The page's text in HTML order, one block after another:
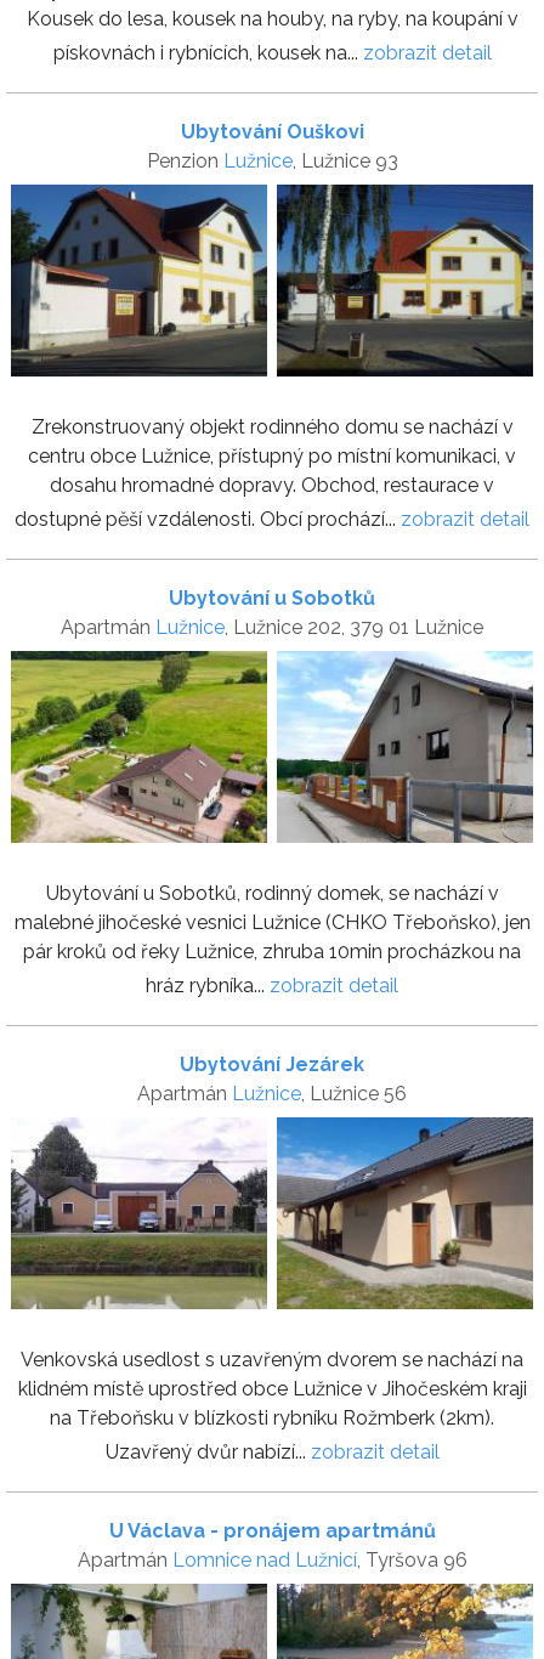
Kousek do lesa, kousek na houby, na ryby, na koupání v
pískovnách i rybnících, kousek na... zobrazit detail
Ubytování Ouškovi
Penzion Lužnice, Lužnice 93
Zrekonstruovaný objekt rodinného domu se nachází v
centru obce Lužnice, přístupný po místní komunikaci, v
dosahu hromadné dopravy. Obchod, restaurace v
dostupné pěší vzdálenosti. Obcí prochází... zobrazit detail
Ubytování u Sobotků
Apartmán Lužnice , Lužnice 202, 379 01 Lužnice
Ubytování u Sobotků, rodinný domek, se nachází v
malebné jihočeské vesnici Lužnice (CHKO Třeboňsko), jen
pár kroků od řeky Lužnice, zhruba 10min procházkou na
hráz rybníka... zobrazit detail
Ubytování Jezárek
Apartmán Lužnice, Lužnice 56
Venkovská usedlost s uzavřeným dvorem se nachází na
klidném místě uprostřed obce Lužnice v Jihočeském kraji
na Třeboňsku v blízkosti rybníku Rožmberk (2km).
Uzavřený dvůr nabízí... zobrazit detail
U Václava - pronájem apartmánů
Apartmán Lomnice nad Lužnicí, Tyršova 96